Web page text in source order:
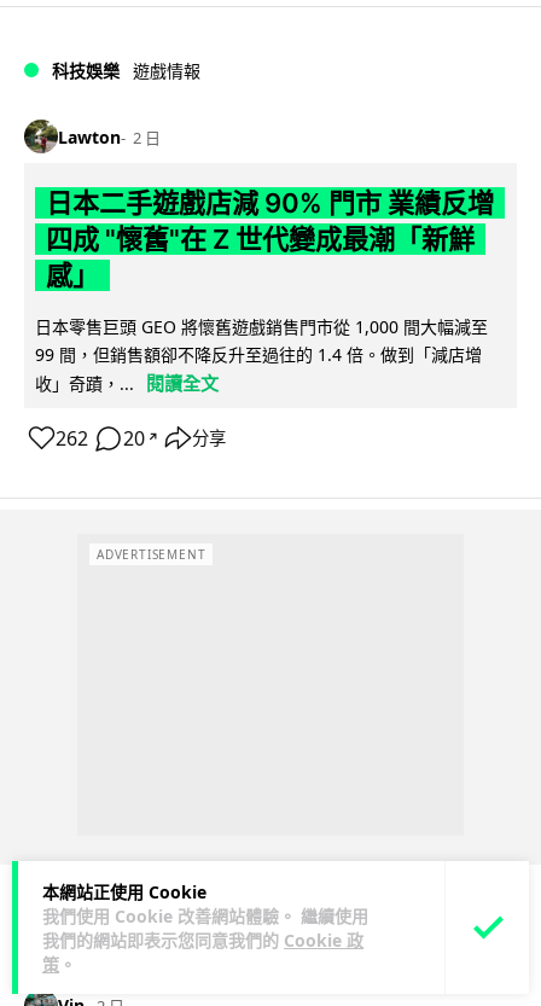
本網站正使用 Cookie
我們使用 Cookie 改善網站體驗。 繼續使用
我們的網站即表示您同意我們的 Cookie 政
策 。
科技娛樂 遊戲情報
Lawton 2 日
日本二手遊戲店減 90% 門市 業績反增
四成 "懷舊"在 Z 世代變成最潮「新鮮
感」
日本零售巨頭 GEO 將懷舊遊戲銷售門市從 1,000 間大幅減至
99 間，但銷售額卻不降反升至過往的 1.4 倍。做到「減店增
收」奇蹟，...
閱讀全文
262 20 ↗ 分享
ADVERTISEMENT
人工智能